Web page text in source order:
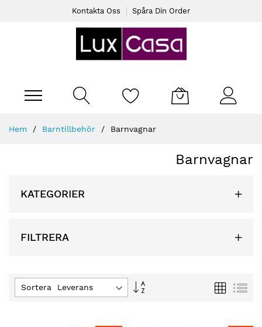
Kontakta Oss Spåra Din Order
Hem Barntillbehör Barnvagnar
Barnvagnar
Sortera :
Fallande
Rutnät
KATEGORIER
FILTRERA